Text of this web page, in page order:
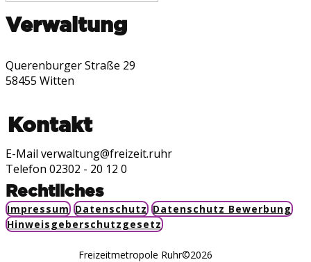
Verwaltung
Querenburger Straße 29
58455 Witten
Kontakt
E-Mail verwaltung@freizeit.ruhr
Telefon 02302 - 20 12 0
Rechtliches
Impressum Datenschutz Datenschutz Bewerbung
Hinweisgeberschutzgesetz
Freizeitmetropole Ruhr©2026